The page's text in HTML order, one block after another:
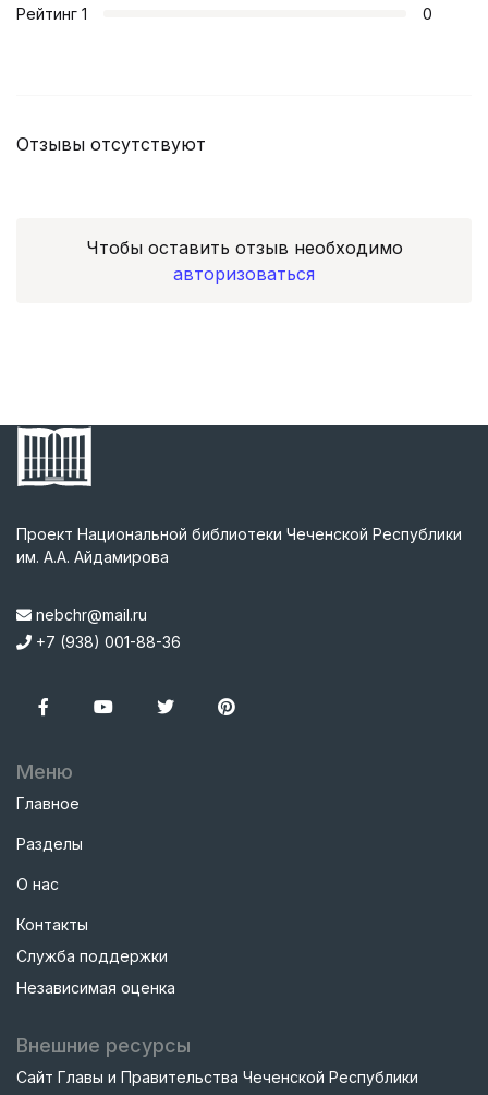
Рейтинг 1 0
Отзывы отсутствуют
Чтобы оставить отзыв необходимо
авторизоваться
Проект Национальной библиотеки Чеченской Республики
им. А.А. Айдамирова
nebchr@mail.ru
+7 (938) 001-88-36
Меню
Главное
Разделы
О нас
Контакты
Служба поддержки
Независимая оценка
Внешние ресурсы
Сайт Главы и Правительства Чеченской Республики